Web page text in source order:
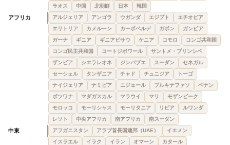
ラオス
中国 北朝鮮 日本 韓国
アフリカ アルジェリア アンゴラ ウガンダ エジプト
エチオピア
エリトリア
カメルーン カーボベルデ ガボン
ガンビア
ガーナ
ギニア ギニアビサウ ケニア コモロ
コンゴ共和国
コンゴ民主共和国
コートジボワール
サントメ・プリンシペ
ザンビア
シエラレオネ ジンバブエ スーダン
セネガル
セーシェル
タンザニア チャド チュニジア
トーゴ
ナイジェリア
ナミビア ニジェール ブルキナファソ
ベナン
ボツワナ
マダガスカル マラウイ マリ
モザンビーク
モロッコ
モーリシャス モーリタニア リビア
ルワンダ
レソト
中央アフリカ 南アフリカ 南スーダン
中東 アフガニスタン アラブ首長国連邦（UAE）
イエメン
イスラエル
イラク イラン オマーン
カタール